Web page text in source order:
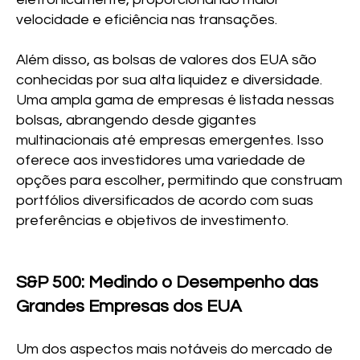
velocidade e eficiência nas transações.
Além disso, as bolsas de valores dos EUA são
conhecidas por sua alta liquidez e diversidade.
Uma ampla gama de empresas é listada nessas
bolsas, abrangendo desde gigantes
multinacionais até empresas emergentes. Isso
oferece aos investidores uma variedade de
opções para escolher, permitindo que construam
portfólios diversificados de acordo com suas
preferências e objetivos de investimento.
S&P 500: Medindo o Desempenho das
Grandes Empresas dos EUA
Um dos aspectos mais notáveis do mercado de